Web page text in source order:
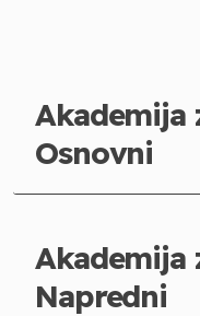
Akademija
Osnovni
Akademija
Napredni